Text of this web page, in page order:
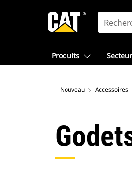
SEARCH
Produits
Nouveau Accessoires